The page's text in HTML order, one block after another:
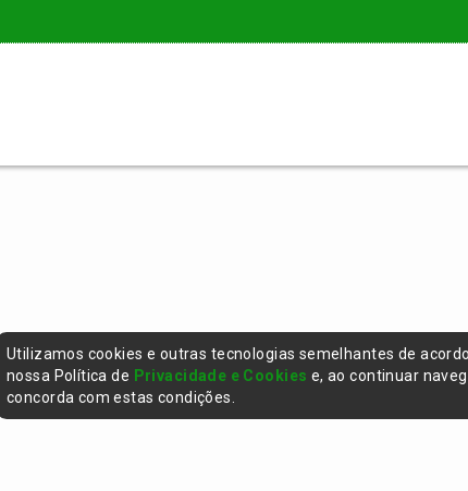
Utilizamos cookies e outras tecnologias semelhantes de
nossa Política de Privacidade e Cookies e, ao continuar
concorda com estas condições.